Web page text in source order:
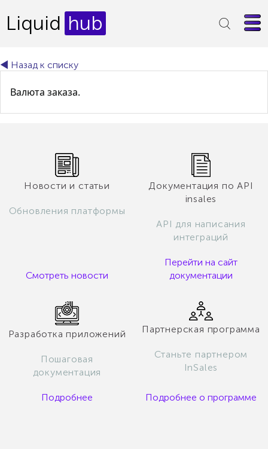
Liquid hub
◄ Назад к списку
Валюта заказа.
Новости и статьи
Обновления платформы
Смотреть новости
Документация по API
insales
API для написания
интеграций
Перейти на сайт
документации
Разработка приложений
Пошаговая
документация
Подробнее
Партнерская программа
Станьте партнером
InSales
Подробнее о программе